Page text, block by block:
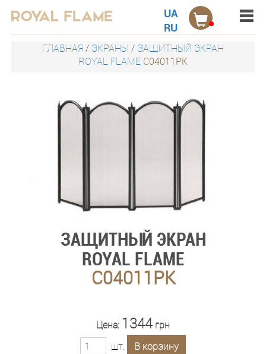
Акции
Электрокамины настенные
Порталы для электрокаминов
UA
RU
ГЛАВНАЯ/ ЭКРАНЫ / ЗАЩИТНЫЙ ЭКРАН
ROYAL FLAME C04011PK
ЗАЩИТНЫЙ ЭКРАН
ROYAL FLAME
C04011PK
Цена: 1344 грн
шт.
В корзину